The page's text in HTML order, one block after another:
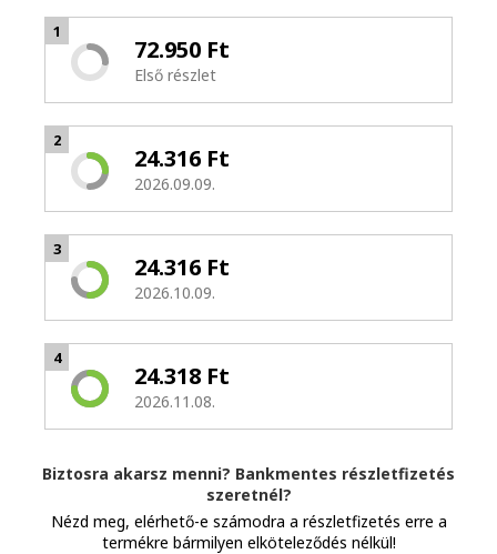
1
72.950 Ft
Első részlet
2
24.316 Ft
2026.09.09.
3
24.316 Ft
2026.10.09.
4
24.318 Ft
2026.11.08.
Biztosra akarsz menni? Bankmentes részletfizetés
szeretnél?
Nézd meg, elérhető-e számodra a részletfizetés erre a
termékre bármilyen elköteleződés nélkül!